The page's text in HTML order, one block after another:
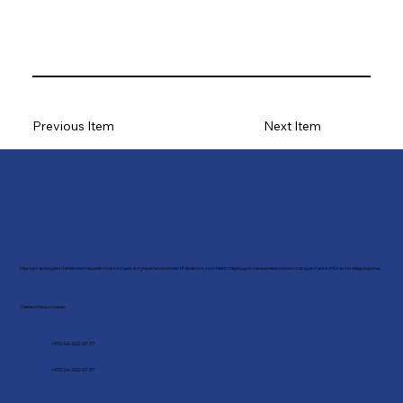
Next Item
Previous Item
Мы организуем лечение пациентов только в лучшх клиниках Израиля, соответствующих самым высоким стандантам в области медицины.
Свяжитесь с нами
+972-54-622-57-37
+972-54-622-57-37